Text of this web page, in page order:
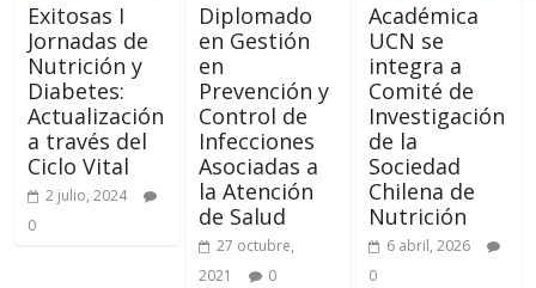
Exitosas I
Jornadas de
Nutrición y
Diabetes:
Actualización
a través del
Ciclo Vital
2 julio, 2024
0
Diplomado
en Gestión
en
Prevención y
Control de
Infecciones
Asociadas a
la Atención
de Salud
27 octubre,
2021
0
Académica
UCN se
integra a
Comité de
Investigación
de la
Sociedad
Chilena de
Nutrición
6 abril, 2026
0